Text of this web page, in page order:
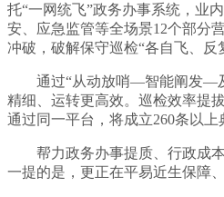
托“一网统飞”政务办事系统，业
安、应急监管等全场景12个部分
冲破，破解保守巡检“各自飞、反
通过“从动放哨—智能阐发—及
精细、运转更高效。巡检效率提
通过同一平台，将成立260条以上
帮力政务办事提质、行政成本
一提的是，更正在平易近生保障